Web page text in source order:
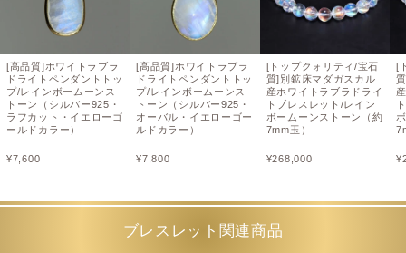
[高品質]ホワイトラブラ
ドライトペンダントトッ
プ/レインボームーンス
トーン（シルバー925・
ラフカット・イエローゴ
ールドカラー）
¥7,600
[高品質]ホワイトラブラ
ドライトペンダントトッ
プ/レインボームーンス
トーン（シルバー925・
オーバル・イエローゴー
ルドカラー）
¥7,800
[トップクォリティ/宝石
質]別鉱床マダガスカル
産ホワイトラブラドライ
トブレスレット/レイン
ボームーンストーン（約
7mm玉）
¥268,000
[
¥
ブレスレット関連商品